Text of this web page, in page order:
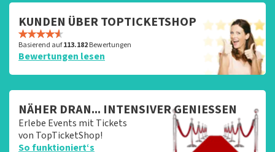
KUNDEN ÜBER TOPTICKETSHOP
Basierend auf113.182Bewertungen
Bewertungen lesen
NÄHER DRAN... INTENSIVER GENIESSEN
Erlebe Events mit Tickets
von TopTicketShop!
So funktioniert‘s